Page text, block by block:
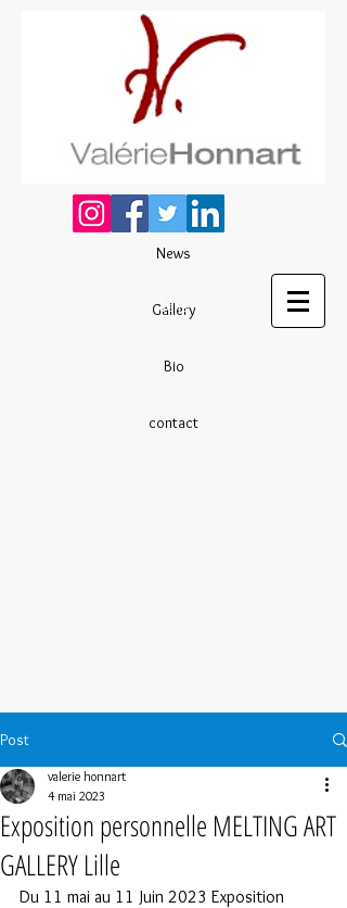
News
Gallery
Bio
contact
liens
Post
Exposition personnelle MELTING ART
GALLERY Lille
valerie honnart
4 mai 2023
Du 11 mai au 11 Juin 2023 Exposition